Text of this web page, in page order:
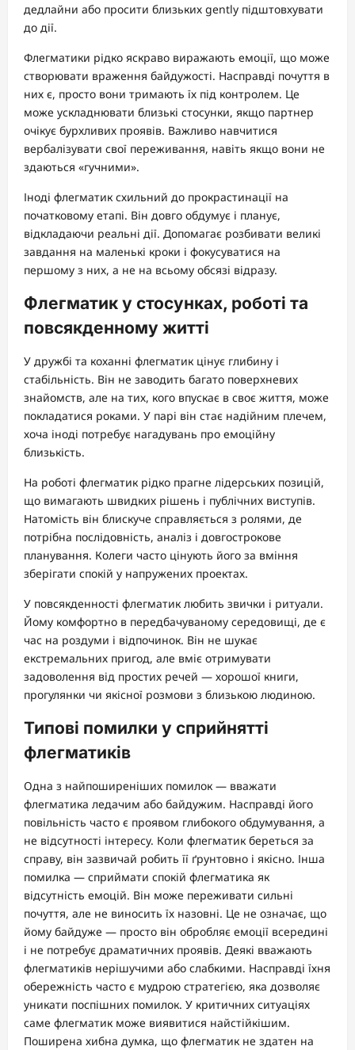
дедлайни або просити близьких gently підштовхувати
до дії.
Флегматики рідко яскраво виражають емоції, що може
створювати враження байдужості. Насправді почуття в
них є, просто вони тримають їх під контролем. Це
може ускладнювати близькі стосунки, якщо партнер
очікує бурхливих проявів. Важливо навчитися
вербалізувати свої переживання, навіть якщо вони не
здаються «гучними».
Іноді флегматик схильний до прокрастинації на
початковому етапі. Він довго обдумує і планує,
відкладаючи реальні дії. Допомагає розбивати великі
завдання на маленькі кроки і фокусуватися на
першому з них, а не на всьому обсязі відразу.
Флегматик у стосунках, роботі та
повсякденному житті
У дружбі та коханні флегматик цінує глибину і
стабільність. Він не заводить багато поверхневих
знайомств, але на тих, кого впускає в своє життя, може
покладатися роками. У парі він стає надійним плечем,
хоча іноді потребує нагадувань про емоційну
близькість.
На роботі флегматик рідко прагне лідерських позицій,
що вимагають швидких рішень і публічних виступів.
Натомість він блискуче справляється з ролями, де
потрібна послідовність, аналіз і довгострокове
планування. Колеги часто цінують його за вміння
зберігати спокій у напружених проектах.
У повсякденності флегматик любить звички і ритуали.
Йому комфортно в передбачуваному середовищі, де є
час на роздуми і відпочинок. Він не шукає
екстремальних пригод, але вміє отримувати
задоволення від простих речей — хорошої книги,
прогулянки чи якісної розмови з близькою людиною.
Типові помилки у сприйнятті
флегматиків
Одна з найпоширеніших помилок — вважати
флегматика ледачим або байдужим. Насправді його
повільність часто є проявом глибокого обдумування, а
не відсутності інтересу. Коли флегматик береться за
справу, він зазвичай робить її ґрунтовно і якісно. Інша
помилка — сприймати спокій флегматика як
відсутність емоцій. Він може переживати сильні
почуття, але не виносить їх назовні. Це не означає, що
йому байдуже — просто він обробляє емоції всередині
і не потребує драматичних проявів. Деякі вважають
флегматиків нерішучими або слабкими. Насправді їхня
обережність часто є мудрою стратегією, яка дозволяє
уникати поспішних помилок. У критичних ситуаціях
саме флегматик може виявитися найстійкішим.
Поширена хибна думка, що флегматик не здатен на